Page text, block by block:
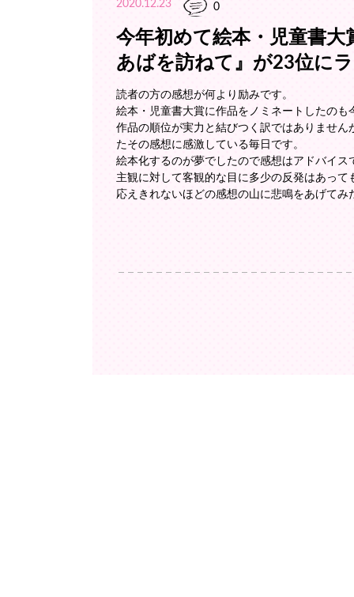
2020.12.23 0
今年初めて絵本・児童書
あばを訪ねて』が23位に
読者の方の感想が何より励みです。
絵本・児童書大賞に作品をノミネートしたの
作品の順位が実力と結びつく訳ではありませ
たその感想に感激している毎日です。
絵本化するのが夢でしたので感想はアドバイス
主観に対して客観的な目に多少の反発はあっ
応えきれないほどの感想の山に悲鳴をあげてみ